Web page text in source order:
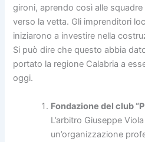
gironi, aprendo così alle
verso la vetta. Gli imprenditori
iniziarono a investire nella
Si può dire che questo abbia
portato la regione Calabria a
oggi.
Fondazione del club
L’arbitro Giuseppe
un’organizzazione